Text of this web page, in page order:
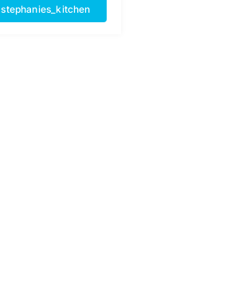
stephanies_kitchen